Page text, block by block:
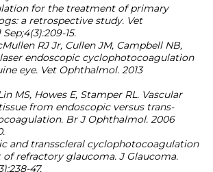
for the treatment of primary
a retrospective study. Vet
15.
RJ Jr, Cullen JM, Campbell NB,
endoscopic cyclophotocoagulation
eye. Vet Ophthalmol. 2013
MS, Howes E, Stamper RL. Vascular
from endoscopic versus trans-
Br J Ophthalmol. 2006
and transscleral cyclophotocoagulation
refractory glaucoma. J Glaucoma.
47.